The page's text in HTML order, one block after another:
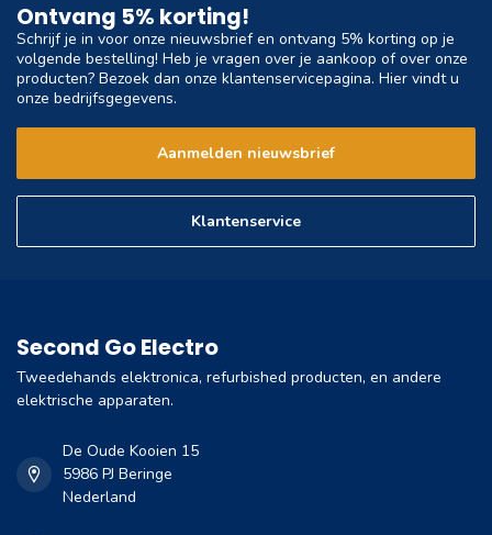
Ontvang 5% korting!
Schrijf je in voor onze nieuwsbrief en ontvang 5% korting op je
volgende bestelling! Heb je vragen over je aankoop of over onze
producten? Bezoek dan onze klantenservicepagina. Hier vindt u
onze bedrijfsgegevens.
Aanmelden nieuwsbrief
Klantenservice
Second Go Electro
Tweedehands elektronica, refurbished producten, en andere
elektrische apparaten.
De Oude Kooien 15
5986 PJ Beringe
Nederland